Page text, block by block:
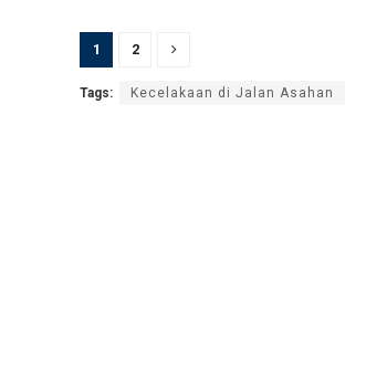
1 2
Tags: Kecelakaan di Jalan Asahan